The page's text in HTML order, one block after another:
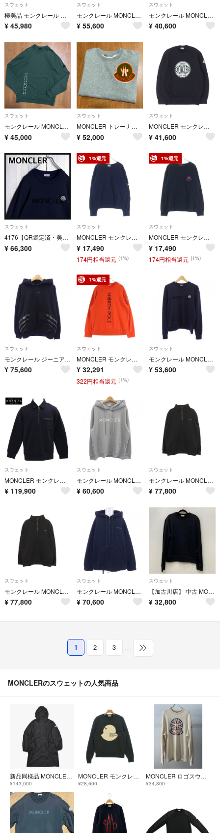
スウェット
極美品 モンクレール パームエンジェルス MONCLER Palm Angels スウェット 2022 トレーナー 長袖 コットン メンズ M
¥ 45,980
スウェット
モンクレール MONCLER D10918418800 パーカー
¥ 55,600
スウェット
モンクレール MONCLER J20918G00016 スウェット
¥ 40,600
スウェット
モンクレール MONCLER ロゴスウェット カーキ L
¥ 45,000
スウェット
MONCLER トレーナー スウェット グレー L モンクレール ビッグロゴ
¥ 52,000
スウェット
MONCLER モンクレール スウェット ダークネイビー 紺 サイズ:S 25SS フェルト グラフィック ロゴ スウェットシャツ FELPA GIRCOLLO トップス トレーナー【メンズ】【中古】
¥ 41,600
スウェット
4176【QR鑑定済・美品】モンクレール ベロアロゴ＆ワッペンロゴ スウェット
¥ 66,300
1%還元
スウェット
MONCLER モンクレール 16AW MAGLIA GIROCOLLO ワッペンロゴ スウェット トレーナー ネイビー B20918024400 80984 B20918024400 80984
¥ 17,490
174円相当還元 (1%)
1%還元
スウェット
MONCLER モンクレール 17AW MAGLIA GIROCOLLO スマイル ワッペンロゴ スウェット トレーナー ブラック C20918037400 80984 C20918037400 80984
¥ 17,490
174円相当還元 (1%)
スウェット
モンクレール ジーニアス MONCLER GENIUS I209S8G00004 パーカー
¥ 75,600
1%還元
スウェット
MONCLER モンクレール 23AW FELPA GIROCOLLO フェルパ ラバーロゴ クルーネック長袖スウェットトレーナー オレンジ I20918G00028
¥ 32,291
322円相当還元 (1%)
スウェット
モンクレール MONCLER スウェット
¥ 53,600
スウェット
MONCLER モンクレール 【新品/25年製】L10918G00025 FELPA CON ZIP ハーフジップ スウェットシャツ M
¥ 119,900
スウェット
モンクレール MONCLER I10918G00024 パーカー
¥ 60,600
スウェット
モンクレール MONCLER ハーフジップ ハイネック スウェット 衣料品 トップス コットン メンズ ブラック系 【中古】
¥ 77,800
スウェット
モンクレール MONCLER ハーフジップ ハイネック スウェット 衣料品 トップス コットン メンズ ブラック系 【中古】
¥ 77,800
スウェット
モンクレール MONCLER パーカー
¥ 70,600
スウェット
【加古川店】 中古 MONCLER | モンクレール スウェット MAGLIA GIROCOLLO G20918G00045 国内正規品 ブラック サイズ：S 【108】
¥ 32,800
1 2 3 …
MONCLERのスウェットの人気商品
新品同様品 MONCLER FRAGMENT モンクレール×fragment design フラグメント ナイロンジャケット 藤原ヒロシ K109U1C00003 M5238 ブラック 中古 4a005220
¥143,000
MONCLER モンクレール スウェット M 黒 【古着】【中古】【送料無料】
¥28,600
MONCLER ロゴスウェット
¥34,800